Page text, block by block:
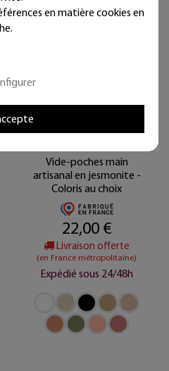
Vide-poches main
artisanal en jesmonite -
Coloris au choix
22,00 €
Livraison offerte
(en France métropolitaine)
Expédié sous 24/48h
en matière cookies en